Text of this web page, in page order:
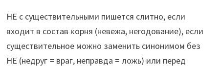
НЕ с существительными пишется слитно, если
входит в состав корня (невежа, негодование), если
существительное можно заменить синонимом без
НЕ (недруг = враг, неправда = ложь) или перед